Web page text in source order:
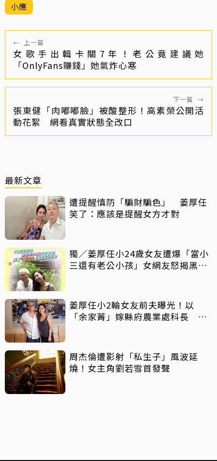
小應
← 上一篇
女歌手出輯卡關7年！老公竟建議她
「OnlyFans賺錢」她氣炸心寒
下一篇 →
張東健「肉嘟嘟臉」被酸整形！高素榮公開活
動花絮 網看真實狀態全改口
最新文章
遭提醒慎防「騙財騙色」 姜厚任
笑了：應該是提醒女方才對
獨／姜厚任小24歲女友遭爆「當小
三還有老公小孩」女網友怒揭黑歷
姜厚任小2輪女友前夫曝光！以
「余家菁」嫁縣府農業處科長 交
周杰倫遭影射「私生子」風波延
燒！女主角劉若雪首發聲